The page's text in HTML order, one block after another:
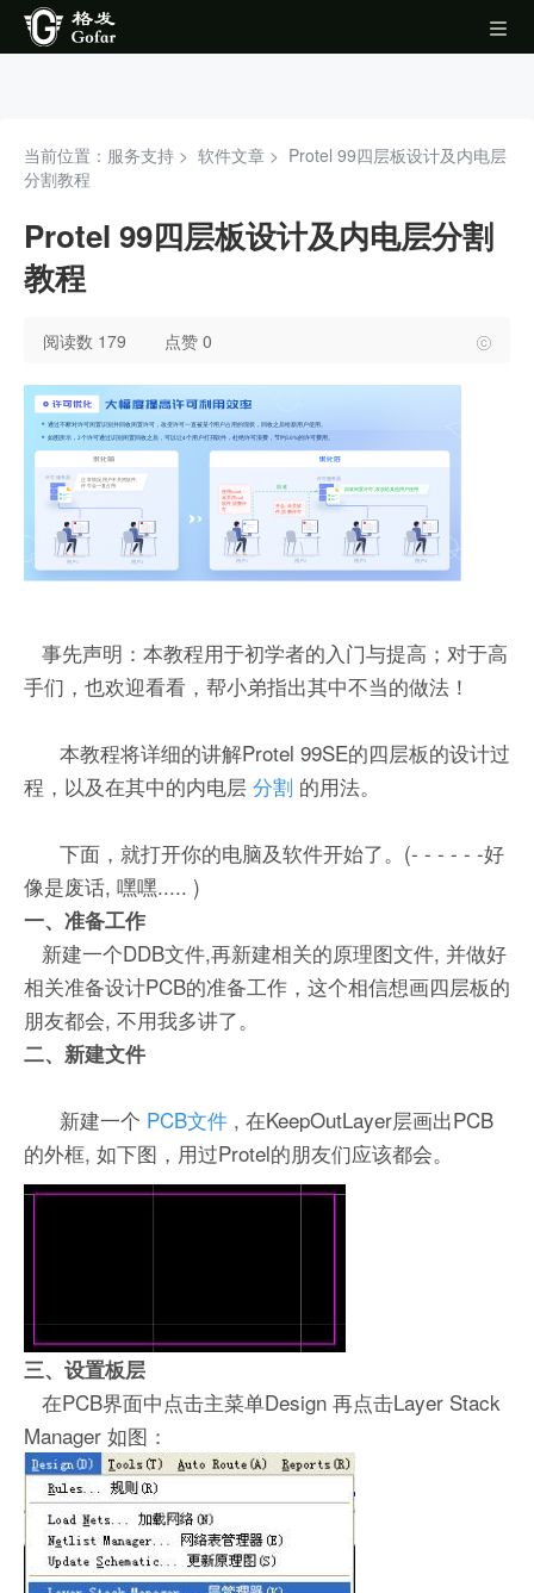
当前位置：服务支持 > 软件文章 > Protel 99四层板设计及内电层
分割教程
Protel 99四层板设计及内电层分割
教程
阅读数 179 点赞 0
事先声明：本教程用于初学者的入门与提高；对于高
手们，也欢迎看看，帮小弟指出其中不当的做法！
本教程将详细的讲解Protel 99SE的四层板的设计过
程，以及在其中的内电层 分割 的用法。
下面，就打开你的电脑及软件开始了。(- - - - - -好
像是废话, 嘿嘿..... )
一、准备工作
新建一个DDB文件,再新建相关的原理图文件, 并做好
相关准备设计PCB的准备工作，这个相信想画四层板的
朋友都会, 不用我多讲了。
二、新建文件
新建一个 PCB文件 , 在KeepOutLayer层画出PCB
的外框, 如下图，用过Protel的朋友们应该都会。
三、设置板层
在PCB界面中点击主菜单Design 再点击Layer Stack
Manager 如图：